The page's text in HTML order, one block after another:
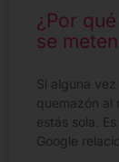
¿Por
se
Si alguna
quemazón al
estás sola.
Google